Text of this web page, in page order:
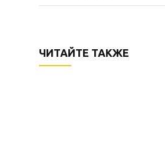
ЧИТАЙТЕ ТАКЖЕ